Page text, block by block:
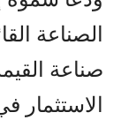
الصناعة
صناعة
الاستثمار